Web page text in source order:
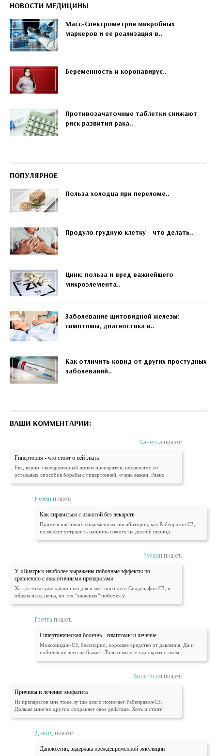
НОВОСТИ МЕДИЦИНЫ
Масс-Спектрометрия микробных
маркеров и ее реализация в..
Беременность и коронавирус..
Противозачаточные таблетки снижают
риск развития рака..
ПОПУЛЯРНОЕ
Польза холодца при переломе..
Продуло грудную клетку - что делать..
Цинк: польза и вред важнейшего
микроэлемента..
Заболевание щитовидной железы:
симптомы, диагностика и..
Как отличить ковид от других простудных
заболеваний..
ВАШИ КОММЕНТАРИИ:
Ванесса пишет:
Гипертония - что стоит о ней знать
Ева, верно: своевременный прием препаратов, независимо от
остальных способов борьбы с гипертонией, очень важен. Равно
Нелли пишет:
Как справиться с изжогой без лекарств
Применение таких современных ингибиторов, как Рабепразол-СЗ,
позволяет устранить напрочь изжогу на долгий период
Руслан пишет:
У «Виагры» наиболее выражены побочные эффекты по
сравнению с аналогичными препаратами
Хоть я тоже уже давно пью для известного дела Силденафил-СЗ, в
общем из-за цены, но тех "ужасных" побочек у
Гретта пишет:
Гипертоническая болезнь - симптомы и лечение
Моксонидин-СЗ, бесспорно, хорошее средство от давления. Да и
побочек от него не бывает. Только мы его однократно пьем.
Анастасия пишет:
Причины и лечение эзофагита
Из препаратов мне тоже лучше всего помогает Рабепразол-СЗ.
Дольше многих других сохраняет свое действие. Хоть и стоит
Давид пишет:
Дапоксетин, задержка преждевременной эякуляции